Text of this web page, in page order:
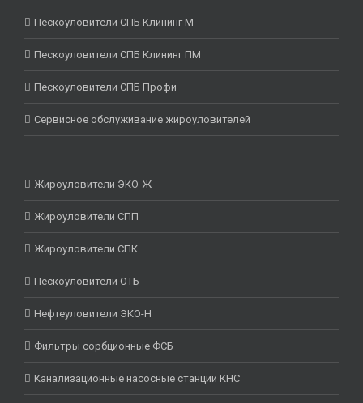
Пескоуловители СПБ Клининг М
Пескоуловители СПБ Клининг ПМ
Пескоуловители СПБ Профи
Сервисное обслуживание жироуловителей
Жироуловители ЭКО-Ж
Жироуловители СПП
Жироуловители СПК
Пескоуловители ОТБ
Нефтеуловители ЭКО-Н
Фильтры сорбционные ФСБ
Канализационные насосные станции КНС